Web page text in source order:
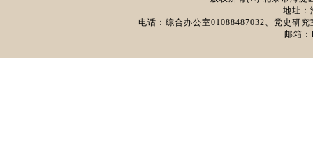
地址：
电话：综合办公室01088487032、党史研
邮箱：